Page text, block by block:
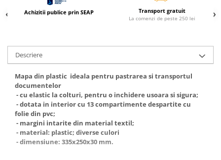
Genti laptop
Carti de colorat si povestit
Jocuri / Party
Coperti scolare
Diverse articole pentru scoala
Pachete scolare
Achizitii publice prin SEAP Transport gratuit
La comenzi de peste 250 lei
Descriere
Mapa din plastic ideala pentru pastrarea si transportul
documentelor
- cu elastic la colturi, pentru o inchidere usoara si sigura;
- dotata in interior cu 13 compartimente despartite cu
folie din pvc;
- margini intarite din material textil;
- material: plastic; diverse culori
- dimensiune: 335x250x30 mm.